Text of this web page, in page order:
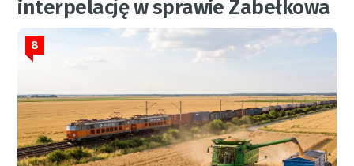
interpelację w sprawie Zabełkowa
8